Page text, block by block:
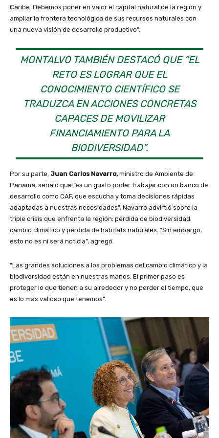
Caribe. Debemos poner en valor el capital natural de la región y
ampliar la frontera tecnológica de sus recursos naturales con
una nueva visión de desarrollo productivo”.
MONTALVO TAMBIÉN DESTACÓ QUE “EL
RETO ES LOGRAR QUE EL
CONOCIMIENTO CIENTÍFICO SE
TRADUZCA EN ACCIONES CONCRETAS
CAPACES DE MOVILIZAR
FINANCIAMIENTO PARA LA
BIODIVERSIDAD”.
Por su parte, Juan Carlos Navarro,ministro de Ambiente de
Panamá, señaló que “es un gusto poder trabajar con un banco de
desarrollo como CAF, que escucha y toma decisiones rápidas
adaptadas a nuestras necesidades”. Navarro advirtió sobre la
triple crisis que enfrenta la región: pérdida de biodiversidad,
cambio climático y pérdida de hábitats naturales. “Sin embargo,
esto no es ni será noticia”, agregó.
“Las grandes soluciones a los problemas del cambio climático y la
biodiversidad están en nuestras manos. El primer paso es
proteger lo que tienen a su alrededor y no perder el tiempo, que
es lo más valioso que tenemos”.